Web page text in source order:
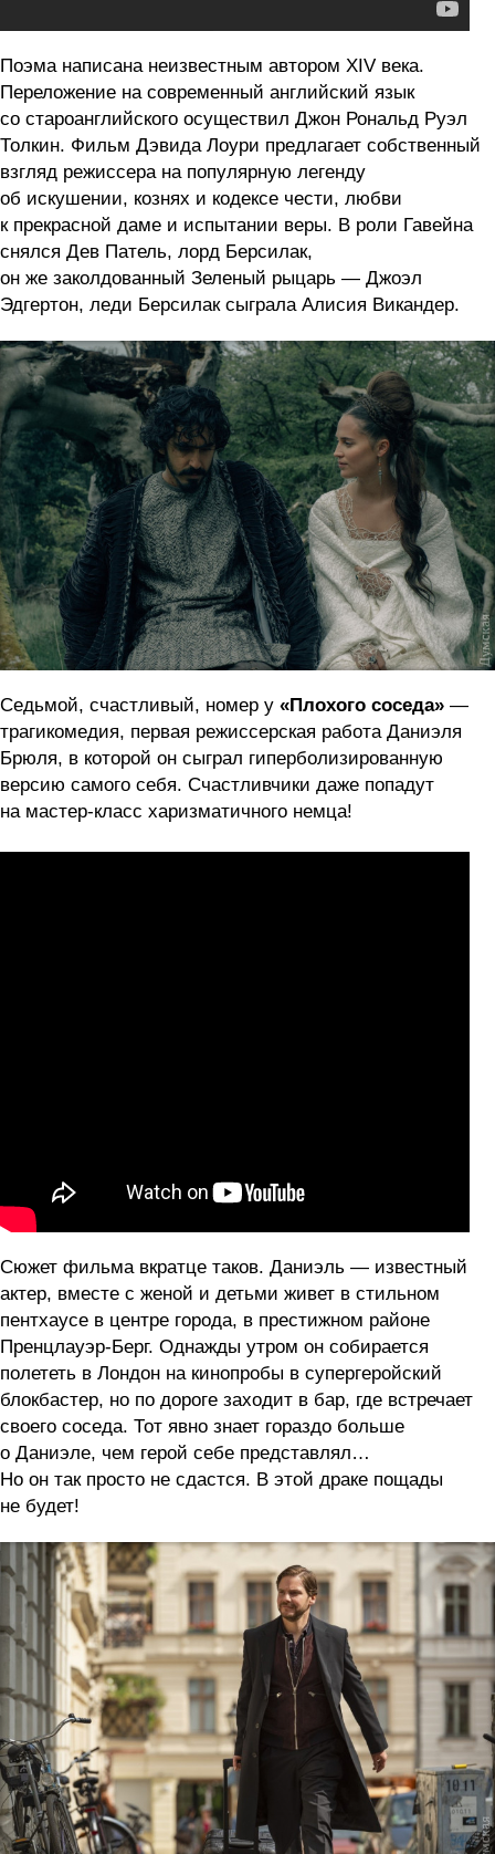
Поэма написана неизвестным автором XIV века.
Переложение на современный английский язык
со староанглийского осуществил Джон Рональд Руэл
Толкин. Фильм Дэвида Лоури предлагает собственный
взгляд режиссера на популярную легенду
об искушении, кознях и кодексе чести, любви
к прекрасной даме и испытании веры. В роли Гавейна
снялся Дев Патель, лорд Берсилак,
он же заколдованный Зеленый рыцарь — Джоэл
Эдгертон, леди Берсилак сыграла Алисия Викандер.
Седьмой, счастливый, номер у «Плохого соседа» —
трагикомедия, первая режиссерская работа Даниэля
Брюля, в которой он сыграл гиперболизированную
версию самого себя. Счастливчики даже попадут
на мастер-класс харизматичного немца!
Сюжет фильма вкратце таков. Даниэль — известный
актер, вместе с женой и детьми живет в стильном
пентхаусе в центре города, в престижном районе
Пренцлауэр-Берг. Однажды утром он собирается
полететь в Лондон на кинопробы в супергеройский
блокбастер, но по дороге заходит в бар, где встречает
своего соседа. Тот явно знает гораздо больше
о Даниэле, чем герой себе представлял…
Но он так просто не сдастся. В этой драке пощады
не будет!